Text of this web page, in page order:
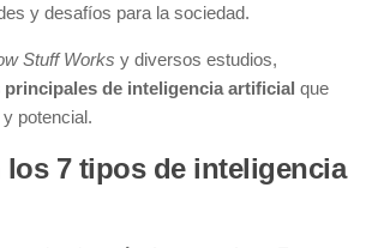
y desafíos para la sociedad.
Stuff Works y diversos estudios,
de inteligencia artificial que
potencial.
los 7 tipos de inteligencia